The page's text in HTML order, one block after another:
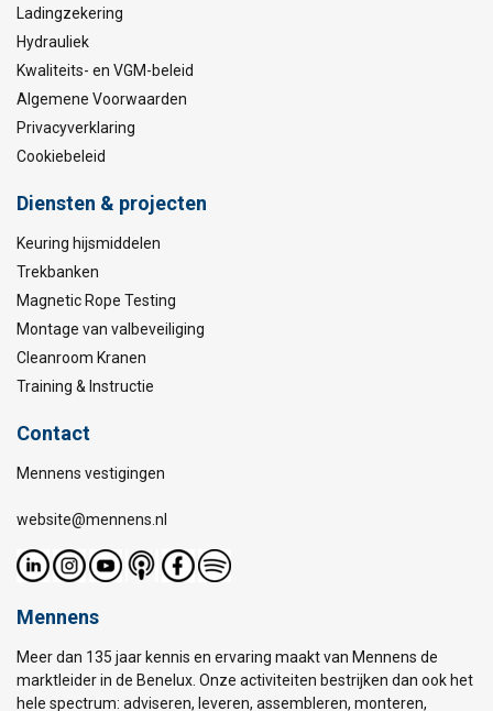
Ladingzekering
Hydrauliek
Kwaliteits- en VGM-beleid
Algemene Voorwaarden
Privacyverklaring
Cookiebeleid
Diensten & projecten
Keuring hijsmiddelen
Trekbanken
Magnetic Rope Testing
Montage van valbeveiliging
Cleanroom Kranen
Training & Instructie
Contact
Mennens vestigingen
website@mennens.nl
Mennens
Meer dan 135 jaar kennis en ervaring maakt van Mennens de
marktleider in de Benelux. Onze activiteiten bestrijken dan ook het
hele spectrum: adviseren, leveren, assembleren, monteren,